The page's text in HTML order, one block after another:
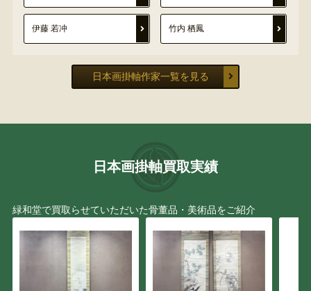
伊藤 若冲 竹内 栖鳳
日本画掛軸作家一覧を見る
日本画掛軸買取実績
緑和堂で買取らせていただいた骨董品・美術品をご紹介